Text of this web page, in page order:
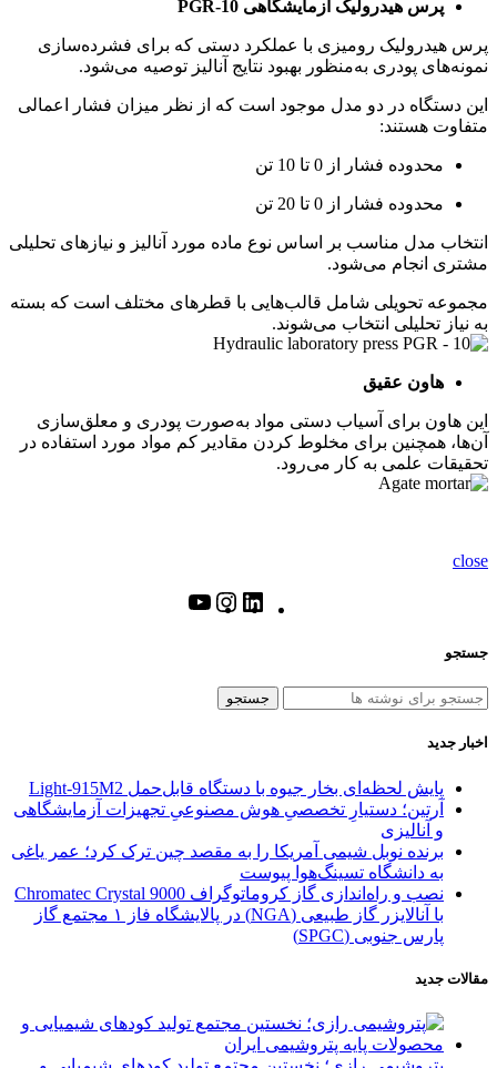
پرس هیدرولیک آزمایشگاهی PGR-10
پرس هیدرولیک رومیزی با عملکرد دستی که برای فشرده‌سازی
نمونه‌های پودری به‌منظور بهبود نتایج آنالیز توصیه می‌شود.
این دستگاه در دو مدل موجود است که از نظر میزان فشار اعمالی
متفاوت هستند:
محدوده فشار از 0 تا 10 تن
محدوده فشار از 0 تا 20 تن
انتخاب مدل مناسب بر اساس نوع ماده مورد آنالیز و نیازهای تحلیلی
مشتری انجام می‌شود.
مجموعه تحویلی شامل قالب‌هایی با قطرهای مختلف است که بسته
به نیاز تحلیلی انتخاب می‌شوند.
هاون عقیق
این هاون برای آسیاب دستی مواد به‌صورت پودری و معلق‌سازی
آن‌ها، همچنین برای مخلوط کردن مقادیر کم مواد مورد استفاده در
تحقیقات علمی به کار می‌رود.
close
جستجو
جستجو
اخبار جدید
پایش لحظه‌ای بخار جیوه با دستگاه قابل‌حمل Light‑915M2
آرتین؛ دستیارِ تخصصیِ هوش مصنوعیِ تجهیزات آزمایشگاهی
و آنالیزی
برنده نوبل شیمی آمریکا را به مقصد چین ترک کرد؛ عمر یاغی
به دانشگاه تسینگ‌هوا پیوست
نصب و راه‌اندازی گاز کروماتوگراف Chromatec Crystal 9000
با آنالایزر گاز طبیعی (NGA) در پالایشگاه فاز ۱ مجتمع گاز
پارس جنوبی (SPGC)
مقالات جدید